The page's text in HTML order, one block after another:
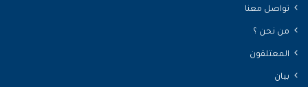
تواصل معنا
من نحن ؟
المعتلقون
بيان